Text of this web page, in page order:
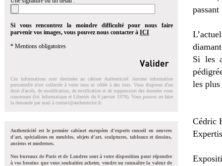
Si vous rencontrez la moindre difficulté pour nous faire
parvenir vos images, vous pouvez nous contacter à ICI
* Mentions obligatoires
Ces informations sont destinées au cabinet Authenticité. Aucune information
personnelle n'est collectée à votre insu ni cédée à des tiers. Vous disposez d'un
droit d'accés, de modification, de rectification et de suppression des données vous
concernant (loi Informatique et Libertés du 6 janvier 1978). Vous pouvez en faire
la demande par mail à contact@authenticite.fr.
Authenticité est le premier cabinet européen d'experts conseil en oeuvres
d'art, spécialistes en meubles, objets d'art, sculptures, tableaux et dessins,
anciens et modernes.
Nos bureaux de Paris et de Londres sont à votre disposition pour répondre
à vos besoins que vous souhaitiez acheter, vendre ou connaître la valeur de
Si les
les plus
Cédric